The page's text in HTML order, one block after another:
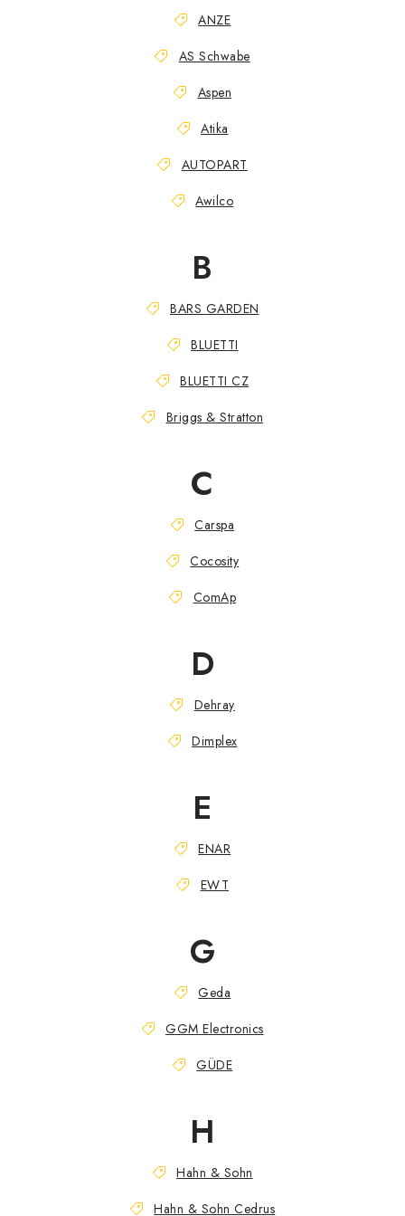
ANZE
AS Schwabe
Aspen
Atika
AUTOPART
Awilco
B
BARS GARDEN
BLUETTI
BLUETTI CZ
Briggs & Stratton
C
Carspa
Cocosity
ComAp
D
Dehray
Dimplex
E
ENAR
EWT
G
Geda
GGM Electronics
GÜDE
H
Hahn & Sohn
Hahn & Sohn Cedrus